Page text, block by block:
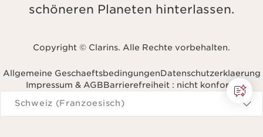
schöneren Planeten hinterlassen.
Copyright © Clarins. Alle Rechte vorbehalten.
Allgemeine GeschaeftsbedingungenDatenschutzerklaerung
Impressum & AGBBarrierefreiheit : nicht konform
Navigieren Sie zu
Schweiz (Franzoesisch)